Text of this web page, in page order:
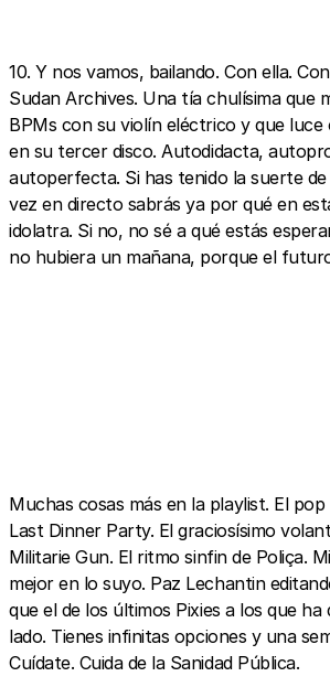
10. Y nos vamos, bailando. Con ella.
Sudan Archives. Una tía chulísima que
BPMs con su violín eléctrico y que luce
en su tercer disco. Autodidacta,
autoperfecta. Si has tenido la suerte
vez en directo sabrás ya por qué en
idolatra. Si no, no sé a qué estás
no hubiera un mañana, porque el
Muchas cosas más en la playlist. El
Last Dinner Party. El graciosísimo
Militarie Gun. El ritmo sinfin de Poliça.
mejor en lo suyo. Paz Lechantin
que el de los últimos Pixies a los que ha
lado. Tienes infinitas opciones y una
Cuídate. Cuida de la Sanidad Pública.